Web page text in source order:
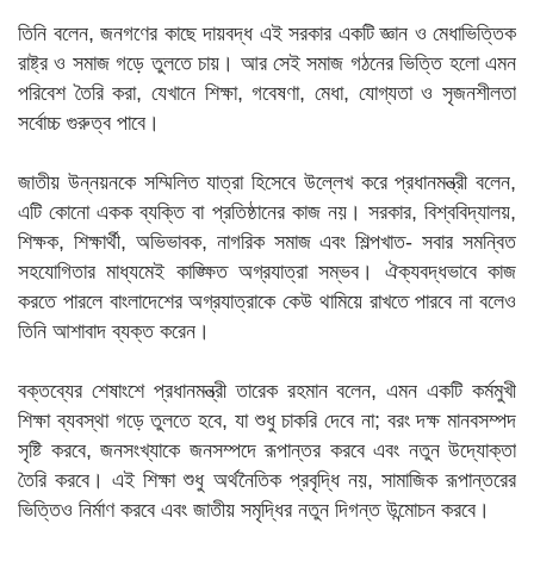
তিনি বলেন, জনগণের কাছে দায়বদ্ধ এই সরকার একটি জ্ঞান ও মেধাভিত্তিক
রাষ্ট্র ও সমাজ গড়ে তুলতে চায়। আর সেই সমাজ গঠনের ভিত্তি হলো এমন
পরিবেশ তৈরি করা, যেখানে শিক্ষা, গবেষণা, মেধা, যোগ্যতা ও সৃজনশীলতা
সর্বোচ্চ গুরুত্ব পাবে।
জাতীয় উন্নয়নকে সম্মিলিত যাত্রা হিসেবে উল্লেখ করে প্রধানমন্ত্রী বলেন,
এটি কোনো একক ব্যক্তি বা প্রতিষ্ঠানের কাজ নয়। সরকার, বিশ্ববিদ্যালয়,
শিক্ষক, শিক্ষার্থী, অভিভাবক, নাগরিক সমাজ এবং শিল্পখাত- সবার সমন্বিত
সহযোগিতার মাধ্যমেই কাঙ্ক্ষিত অগ্রযাত্রা সম্ভব। ঐক্যবদ্ধভাবে কাজ
করতে পারলে বাংলাদেশের অগ্রযাত্রাকে কেউ থামিয়ে রাখতে পারবে না বলেও
তিনি আশাবাদ ব্যক্ত করেন।
বক্তব্যের শেষাংশে প্রধানমন্ত্রী তারেক রহমান বলেন, এমন একটি কর্মমুখী
শিক্ষা ব্যবস্থা গড়ে তুলতে হবে, যা শুধু চাকরি দেবে না; বরং দক্ষ মানবসম্পদ
সৃষ্টি করবে, জনসংখ্যাকে জনসম্পদে রূপান্তর করবে এবং নতুন উদ্যোক্তা
তৈরি করবে। এই শিক্ষা শুধু অর্থনৈতিক প্রবৃদ্ধি নয়, সামাজিক রূপান্তরের
ভিত্তিও নির্মাণ করবে এবং জাতীয় সমৃদ্ধির নতুন দিগন্ত উন্মোচন করবে।